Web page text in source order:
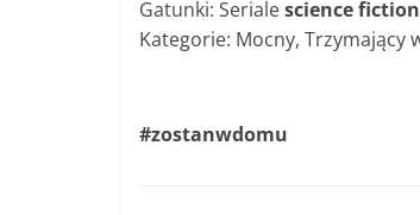
Gatunki: Serialescience fiction
Kategorie: Mocny, Trzymający
#zostanwdomu